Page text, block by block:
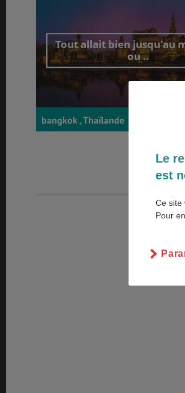
Tout allait bien jusqu'au
ou ..
bangkok , Thaïlande
Le
est
Ce site
Pour